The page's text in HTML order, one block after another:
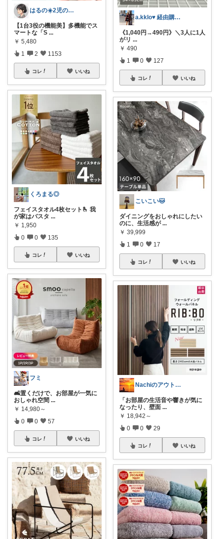
はるの☀️2児のママ𓂃◌𓈒𓐍
【1台3役の機能美】多機能でス
マートな「S ...
￥ 5,480
1 2 1153
コレ いいね
くろまる◎
フェイスタオル4枚セット🫰 我
が家はバスタ ...
￥ 1,950
0 0 135
コレ いいね
フミ
🛋️置くだけで、お部屋が一気に
おしゃれ空間 ...
￥ 14,980～
0 0 57
コレ いいね
a.kklo♥ 経由購入感謝です💕
《1,040円→490円》＼3人に1人
がリ ...
￥ 490
1 0 127
コレ いいね
こいこい🐱
ダイニングをおしゃれにしたい
のに、生活感が ...
￥ 39,999
1 0 17
コレ いいね
Nachiのアウトドアライフ⛺️🎣
「お部屋の生活音や響きが気に
なったり、壁面 ...
￥ 18,942～
0 0 29
コレ いいね